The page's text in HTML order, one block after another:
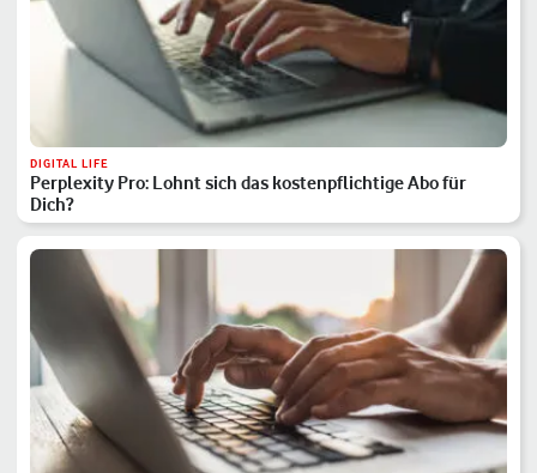
DIGITAL LIFE
Perplexity Pro: Lohnt sich das kostenpflichtige Abo für
Dich?